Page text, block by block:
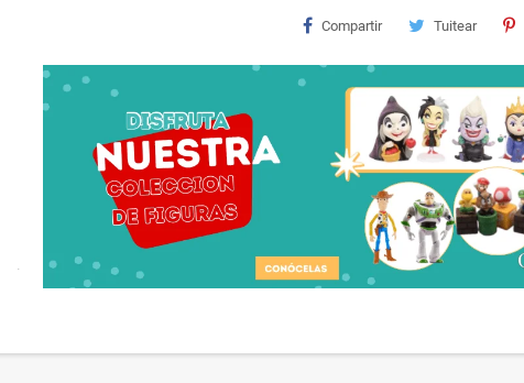
.
Compartir Tuitear